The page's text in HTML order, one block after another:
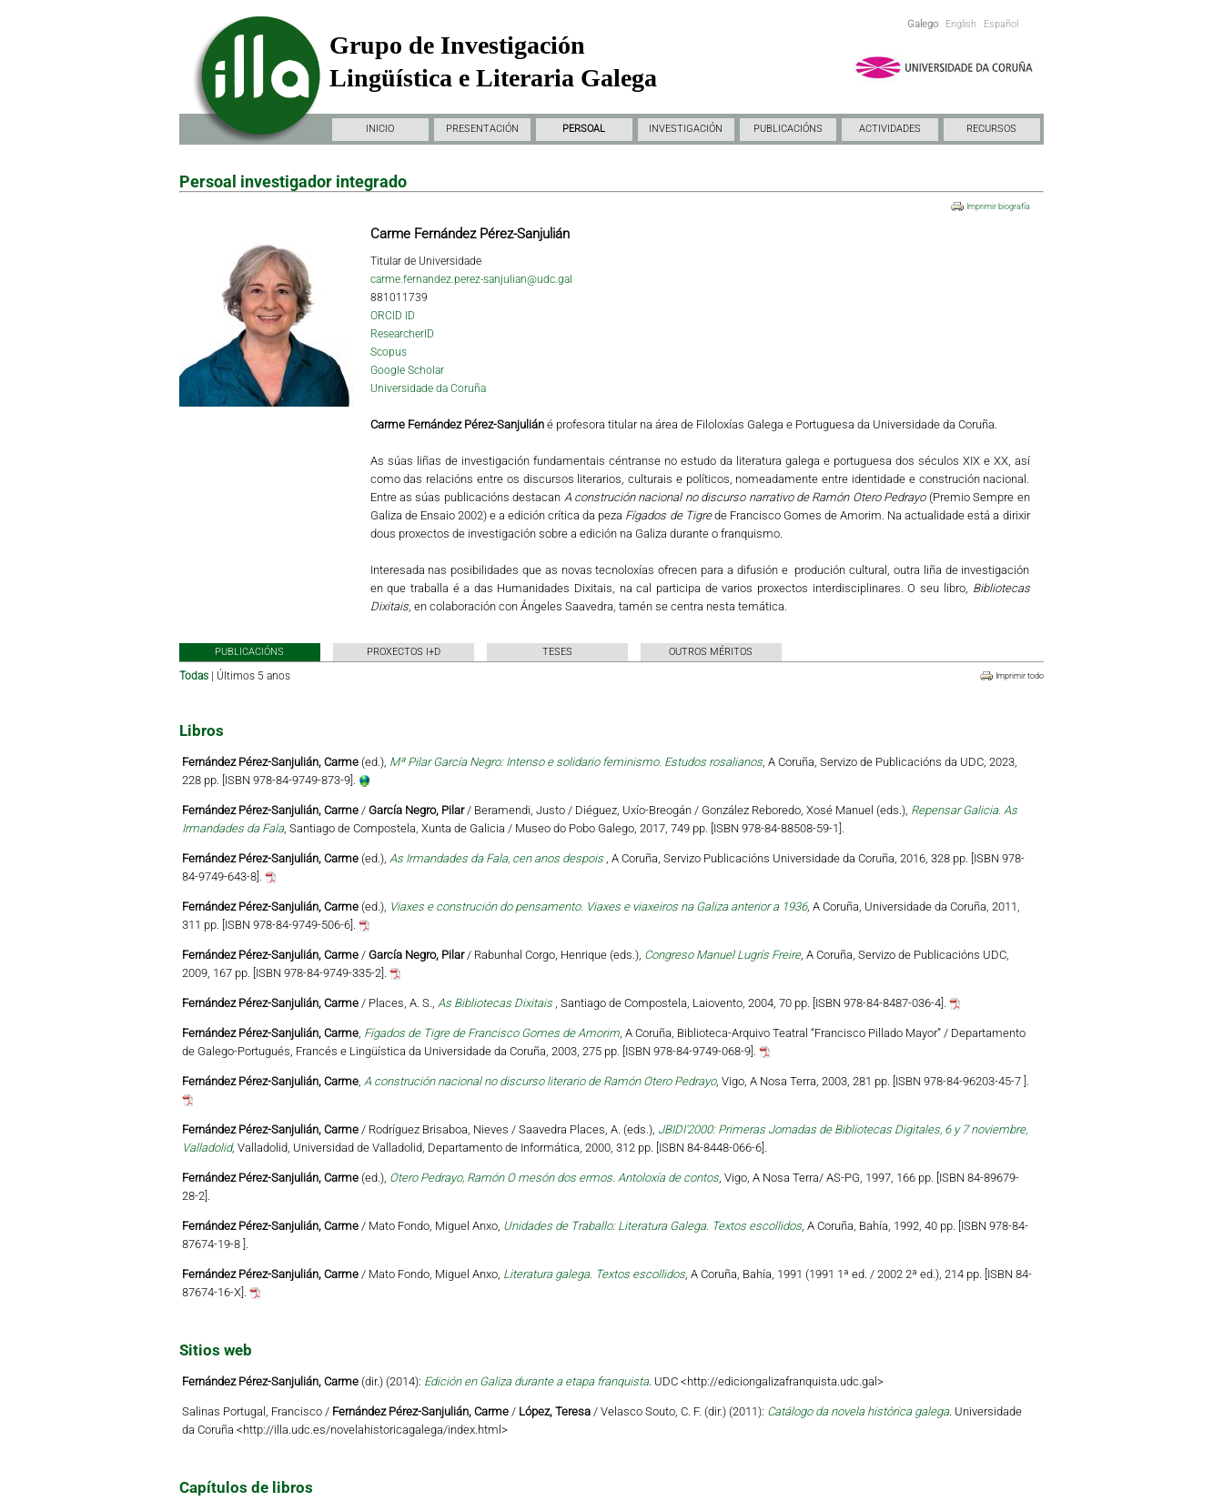
Galego English Español
Grupo de Investigación
Lingüística e Literaria Galega
INICIO PRESENTACIÓN PERSOAL INVESTIGACIÓN PUBLICACIÓNS ACTIVIDADES RECURSOS
Persoal investigador integrado
Carme Fernández Pérez-Sanjulián
Imprimir biografía
Titular de Universidade
carme.fernandez.perez-sanjulian@udc.gal
881011739
ORCID ID
ResearcherID
Scopus
Google Scholar
Universidade da Coruña
Carme Fernández Pérez-Sanjuliáné profesora titular na área de Filoloxías Galega e Portuguesa da Universidade da Coruña.
As súas liñas de investigación fundamentais céntranse no estudo da literatura galega e portuguesa dos séculos XIX e XX, así
como das relacións entre os discursos literarios, culturais e políticos, nomeadamente entre identidade e construción nacional.
Entre as súas publicacións destacan A construción nacional no discurso narrativo de Ramón Otero Pedrayo(Premio Sempre en
Galiza de Ensaio 2002) e a edición crítica da peza Fígados de Tigrede Francisco Gomes de Amorim. Na actualidade está a dirixir
dous proxectos de investigación sobre a edición na Galiza durante o franquismo.
Interesada nas posibilidades que as novas tecnoloxías ofrecen para a difusión e produción cultural, outra liña de investigación
en que traballa é a das Humanidades Dixitais, na cal participa de varios proxectos interdisciplinares. O seu libro, Bibliotecas
Dixitais, en colaboración con Ángeles Saavedra, tamén se centra nesta temática.
PUBLICACIÓNS PROXECTOS I+D TESES OUTROS MÉRITOS
Imprimir todo
Todas Últimos 5 anos
Libros
Fernández Pérez-Sanjulián, Carme(ed.), Mª Pilar García Negro: Intenso e solidario feminismo. Estudos rosalianos, A Coruña, Servizo de Publicacións da UDC, 2023,
228 pp. [ISBN 978-84-9749-873-9].
Fernández Pérez-Sanjulián, Carme/ García Negro, Pilar/ Beramendi, Justo / Diéguez, Uxío-Breogán / González Reboredo, Xosé Manuel (eds.), Repensar Galicia. As
Irmandades da Fala, Santiago de Compostela, Xunta de Galicia / Museo do Pobo Galego, 2017, 749 pp. [ISBN 978-84-88508-59-1].
Fernández Pérez-Sanjulián, Carme(ed.), As Irmandades da Fala, cen anos despois , A Coruña, Servizo Publicacións Universidade da Coruña, 2016, 328 pp. [ISBN 978-
84-9749-643-8].
Fernández Pérez-Sanjulián, Carme(ed.), Viaxes e construción do pensamento. Viaxes e viaxeiros na Galiza anterior a 1936, A Coruña, Universidade da Coruña, 2011,
311 pp. [ISBN 978-84-9749-506-6].
Fernández Pérez-Sanjulián, Carme/ García Negro, Pilar/ Rabunhal Corgo, Henrique (eds.), Congreso Manuel Lugrís Freire, A Coruña, Servizo de Publicacións UDC,
2009, 167 pp. [ISBN 978-84-9749-335-2].
Fernández Pérez-Sanjulián, Carme/ Places, A. S., As Bibliotecas Dixitais , Santiago de Compostela, Laiovento, 2004, 70 pp. [ISBN 978-84-8487-036-4].
Fernández Pérez-Sanjulián, Carme, Fígados de Tigre de Francisco Gomes de Amorim, A Coruña, Biblioteca-Arquivo Teatral “Francisco Pillado Mayor” / Departamento
de Galego-Portugués, Francés e Lingüística da Universidade da Coruña, 2003, 275 pp. [ISBN 978-84-9749-068-9].
Fernández Pérez-Sanjulián, Carme, A construción nacional no discurso literario de Ramón Otero Pedrayo, Vigo, A Nosa Terra, 2003, 281 pp. [ISBN 978-84-96203-45-7 ].
Fernández Pérez-Sanjulián, Carme/ Rodríguez Brisaboa, Nieves / Saavedra Places, A. (eds.), JBIDI'2000: Primeras Jornadas de Bibliotecas Digitales, 6 y 7 noviembre,
Valladolid, Valladolid, Universidad de Valladolid, Departamento de Informática, 2000, 312 pp. [ISBN 84-8448-066-6].
Fernández Pérez-Sanjulián, Carme(ed.), Otero Pedrayo, Ramón O mesón dos ermos. Antoloxía de contos, Vigo, A Nosa Terra/ AS-PG, 1997, 166 pp. [ISBN 84-89679-
28-2].
Fernández Pérez-Sanjulián, Carme/ Mato Fondo, Miguel Anxo, Unidades de Traballo: Literatura Galega. Textos escollidos, A Coruña, Bahía, 1992, 40 pp. [ISBN 978-84-
87674-19-8 ].
Fernández Pérez-Sanjulián, Carme/ Mato Fondo, Miguel Anxo, Literatura galega. Textos escollidos, A Coruña, Bahía, 1991 (1991 1ª ed. / 2002 2ª ed.), 214 pp. [ISBN 84-
87674-16-X].
Sitios web
Fernández Pérez-Sanjulián, Carme(dir.) (2014): Edición en Galiza durante a etapa franquista. UDC <http://ediciongalizafranquista.udc.gal>
Salinas Portugal, Francisco / Fernández Pérez-Sanjulián, Carme/ López, Teresa/ Velasco Souto, C. F. (dir.) (2011): Catálogo da novela histórica galega. Universidade
da Coruña <http://illa.udc.es/novelahistoricagalega/index.html>
Capítulos de libros